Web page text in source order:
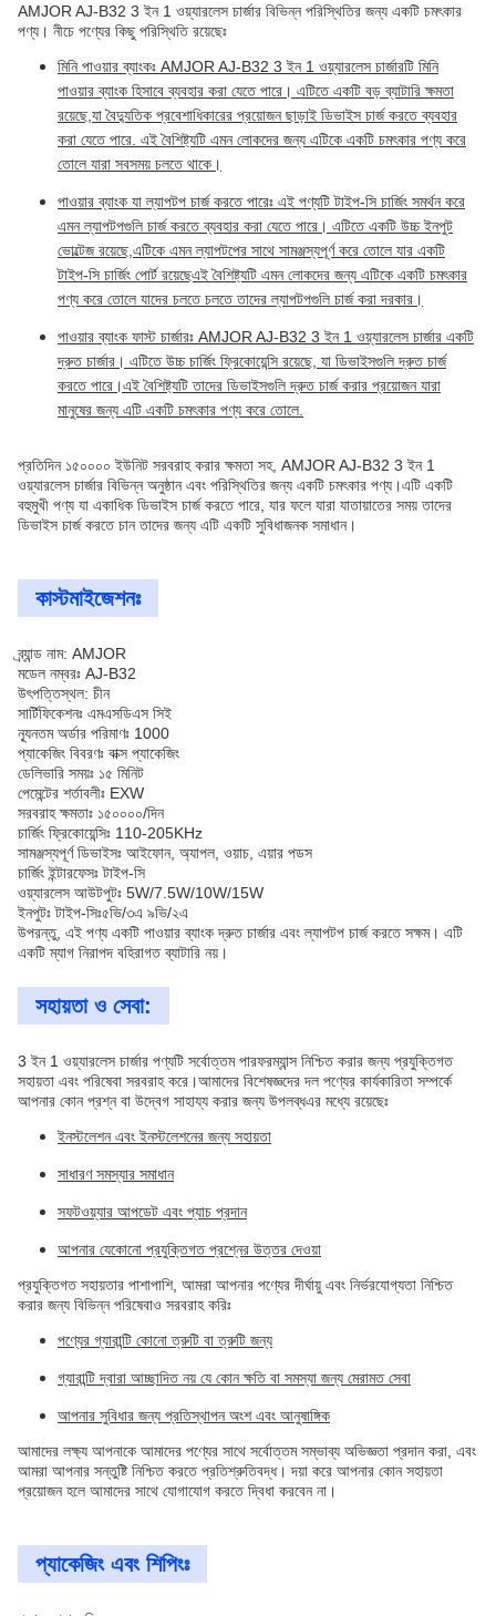
AMJOR AJ-B32 3 ইন 1 ওয়্যারলেস চার্জার বিভিন্ন পরিস্থিতির জন্য একটি চমৎকার
পণ্য। নীচে পণ্যের কিছু পরিস্থিতি রয়েছেঃ
মিনি পাওয়ার ব্যাংকঃ AMJOR AJ-B32 3 ইন 1 ওয়্যারলেস চার্জারটি মিনি
পাওয়ার ব্যাংক হিসাবে ব্যবহার করা যেতে পারে। এটিতে একটি বড় ব্যাটারি ক্ষমতা
রয়েছে,যা বৈদ্যুতিক প্রবেশাধিকারের প্রয়োজন ছাড়াই ডিভাইস চার্জ করতে ব্যবহার
করা যেতে পারে. এই বৈশিষ্ট্যটি এমন লোকদের জন্য এটিকে একটি চমৎকার পণ্য করে
তোলে যারা সবসময় চলতে থাকে।
পাওয়ার ব্যাংক যা ল্যাপটপ চার্জ করতে পারেঃ এই পণ্যটি টাইপ-সি চার্জিং সমর্থন করে
এমন ল্যাপটপগুলি চার্জ করতে ব্যবহার করা যেতে পারে। এটিতে একটি উচ্চ ইনপুট
ভোল্টেজ রয়েছে,এটিকে এমন ল্যাপটপের সাথে সামঞ্জস্যপূর্ণ করে তোলে যার একটি
টাইপ-সি চার্জিং পোর্ট রয়েছেএই বৈশিষ্ট্যটি এমন লোকদের জন্য এটিকে একটি চমৎকার
পণ্য করে তোলে যাদের চলতে চলতে তাদের ল্যাপটপগুলি চার্জ করা দরকার।
পাওয়ার ব্যাংক ফাস্ট চার্জারঃ AMJOR AJ-B32 3 ইন 1 ওয়্যারলেস চার্জার একটি
দ্রুত চার্জার। এটিতে উচ্চ চার্জিং ফ্রিকোয়েন্সি রয়েছে, যা ডিভাইসগুলি দ্রুত চার্জ
করতে পারে।এই বৈশিষ্ট্যটি তাদের ডিভাইসগুলি দ্রুত চার্জ করার প্রয়োজন যারা
মানুষের জন্য এটি একটি চমৎকার পণ্য করে তোলে.
প্রতিদিন ১৫০০০০ ইউনিট সরবরাহ করার ক্ষমতা সহ, AMJOR AJ-B32 3 ইন 1
ওয়্যারলেস চার্জার বিভিন্ন অনুষ্ঠান এবং পরিস্থিতির জন্য একটি চমৎকার পণ্য।এটি একটি
বহুমুখী পণ্য যা একাধিক ডিভাইস চার্জ করতে পারে, যার ফলে যারা যাতায়াতের সময় তাদের
ডিভাইস চার্জ করতে চান তাদের জন্য এটি একটি সুবিধাজনক সমাধান।
কাস্টমাইজেশনঃ
ব্র্যান্ড নাম: AMJOR
মডেল নম্বরঃ AJ-B32
উৎপত্তিস্থল: চীন
সার্টিফিকেশনঃ এমএসডিএস সিই
ন্যূনতম অর্ডার পরিমাণঃ 1000
প্যাকেজিং বিবরণঃ বাক্স প্যাকেজিং
ডেলিভারি সময়ঃ ১৫ মিনিট
পেমেন্টের শর্তাবলীঃ EXW
সরবরাহ ক্ষমতাঃ ১৫০০০০/দিন
চার্জিং ফ্রিকোয়েন্সিঃ 110-205KHz
সামঞ্জস্যপূর্ণ ডিভাইসঃ আইফোন, অ্যাপল, ওয়াচ, এয়ার পডস
চার্জিং ইন্টারফেসঃ টাইপ-সি
ওয়্যারলেস আউটপুটঃ 5W/7.5W/10W/15W
ইনপুটঃ টাইপ-সিঃ৫ভি/৩এ ৯ভি/২এ
উপরন্তু, এই পণ্য একটি পাওয়ার ব্যাংক দ্রুত চার্জার এবং ল্যাপটপ চার্জ করতে সক্ষম। এটি
একটি ম্যাগ নিরাপদ বহিরাগত ব্যাটারি নয়।
সহায়তা ও সেবা:
3 ইন 1 ওয়্যারলেস চার্জার পণ্যটি সর্বোত্তম পারফরম্যান্স নিশ্চিত করার জন্য প্রযুক্তিগত
সহায়তা এবং পরিষেবা সরবরাহ করে।আমাদের বিশেষজ্ঞদের দল পণ্যের কার্যকারিতা সম্পর্কে
আপনার কোন প্রশ্ন বা উদ্বেগ সাহায্য করার জন্য উপলব্ধএর মধ্যে রয়েছেঃ
ইনস্টলেশন এবং ইনস্টলেশনের জন্য সহায়তা
সাধারণ সমস্যার সমাধান
সফটওয়্যার আপডেট এবং প্যাচ প্রদান
আপনার যেকোনো প্রযুক্তিগত প্রশ্নের উত্তর দেওয়া
প্রযুক্তিগত সহায়তার পাশাপাশি, আমরা আপনার পণ্যের দীর্ঘায়ু এবং নির্ভরযোগ্যতা নিশ্চিত
করার জন্য বিভিন্ন পরিষেবাও সরবরাহ করিঃ
পণ্যের গ্যারান্টি কোনো ত্রুটি বা ত্রুটি জন্য
গ্যারান্টি দ্বারা আচ্ছাদিত নয় যে কোন ক্ষতি বা সমস্যা জন্য মেরামত সেবা
আপনার সুবিধার জন্য প্রতিস্থাপন অংশ এবং আনুষাঙ্গিক
আমাদের লক্ষ্য আপনাকে আমাদের পণ্যের সাথে সর্বোত্তম সম্ভাব্য অভিজ্ঞতা প্রদান করা, এবং
আমরা আপনার সন্তুষ্টি নিশ্চিত করতে প্রতিশ্রুতিবদ্ধ। দয়া করে আপনার কোন সহায়তা
প্রয়োজন হলে আমাদের সাথে যোগাযোগ করতে দ্বিধা করবেন না।
প্যাকেজিং এবং শিপিংঃ